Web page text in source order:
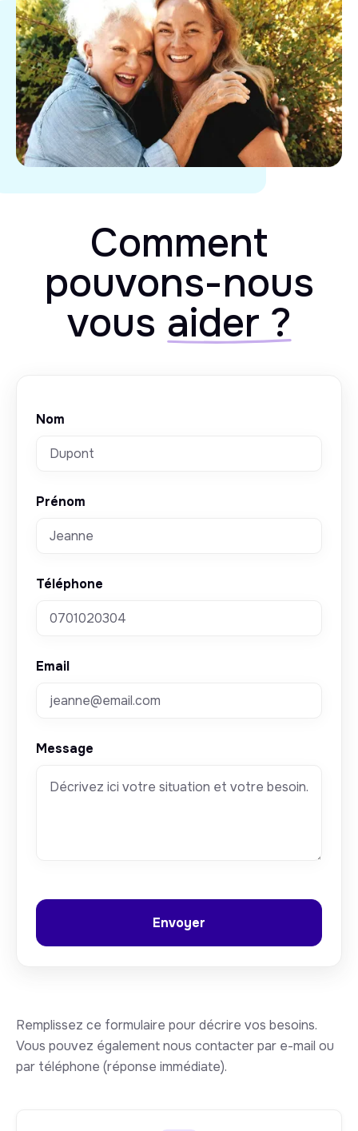
Comment
pouvons-nous
vous aider ?
Nom
Prénom
Téléphone
Email
Message
Remplissez ce formulaire pour décrire vos besoins.
Vous pouvez également nous contacter par e-mail ou
par téléphone (réponse immédiate).